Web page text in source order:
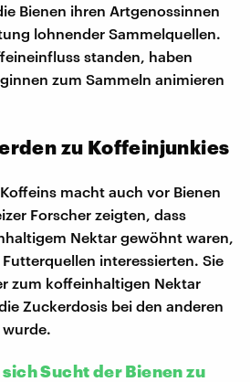
Bienen ihren Artgenossinnen
lohnender Sammelquellen.
standen, haben
zum Sammeln animieren
zu Koffeinjunkies
macht auch vor Bienen
Forscher zeigten, dass
Nektar gewöhnt waren,
interessierten. Sie
zum koffeinhaltigen Nektar
Zuckerdosis bei den anderen
Sucht der Bienen zu